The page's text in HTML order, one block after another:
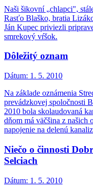
Naši šikovní „chlapci",
Rasťo Blaško, bratia
Ján Kupec priviezli
smrekový vŕšok.
Dôležitý oznam
Dátum: 1. 5. 2010
Na základe oznámenia
prevádzkovej spoločnosti
2010 bola skolaudovaná
dňom má väčšina z našich
napojenie na delenú
Niečo o činnosti
Selciach
Dátum: 1. 5. 2010